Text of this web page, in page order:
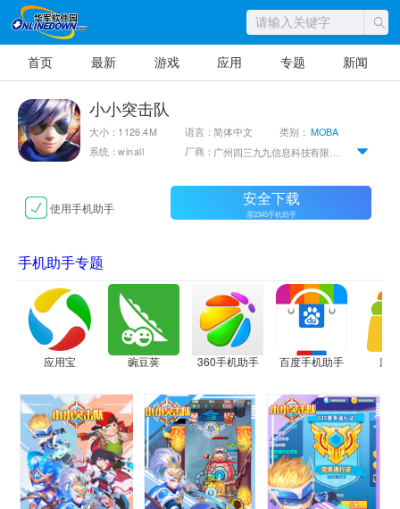
首页 最新 游戏 应用 专题 新闻
小小突击队
大小：1126.4M 语言：简体中文 类别：MOBA
系统：winall
厂商：
使用手机助手 安全下载
需2345手机助手
手机助手专题
应用宝 豌豆荚 360手机助手 百度手机助手 应